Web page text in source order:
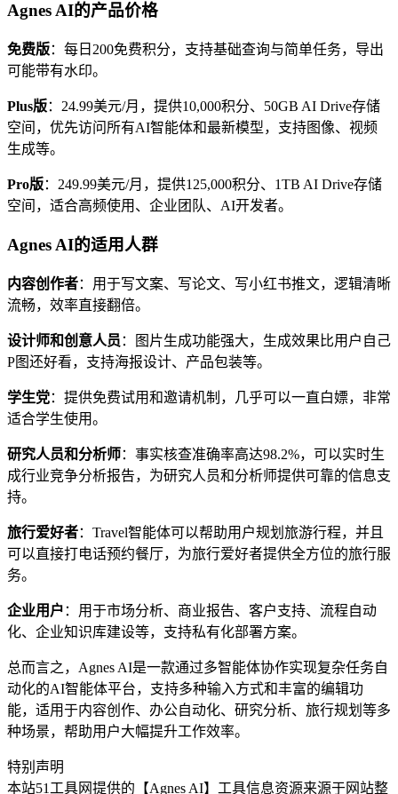
Agnes AI的产品价格
免费版：每日200免费积分，支持基础查询与简单任务，导出
可能带有水印。
Plus版：24.99美元/月，提供10,000积分、50GB AI Drive存储
空间，优先访问所有AI智能体和最新模型，支持图像、视频
生成等。
Pro版：249.99美元/月，提供125,000积分、1TB AI Drive存储
空间，适合高频使用、企业团队、AI开发者。
Agnes AI的适用人群
内容创作者：用于写文案、写论文、写小红书推文，逻辑清晰
流畅，效率直接翻倍。
设计师和创意人员 ：图片生成功能强大，生成效果比用户自己
P图还好看，支持海报设计、产品包装等。
学生党：提供免费试用和邀请机制，几乎可以一直白嫖，非常
适合学生使用。
研究人员和分析师：事实核查准确率高达98.2%，可以实时生
成行业竞争分析报告，为研究人员和分析师提供可靠的信息支
持。
旅行爱好者：Travel智能体可以帮助用户规划旅游行程，并且
可以直接打电话预约餐厅，为旅行爱好者提供全方位的旅行服
务。
企业用户 ：用于市场分析、商业报告、客户支持、流程自动
化、企业知识库建设等，支持私有化部署方案。
总而言之，Agnes AI是一款通过多智能体协作实现复杂任务自
动化的AI智能体平台，支持多种输入方式和丰富的编辑功
能，适用于内容创作、办公自动化、研究分析、旅行规划等多
种场景，帮助用户大幅提升工作效率。
特别声明
本站51工具网提供的【Agnes AI】工具信息资源来源于网站整